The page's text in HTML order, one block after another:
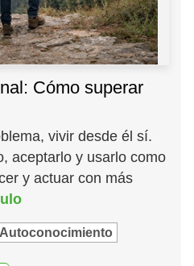
Cómo superar
vivir desde él sí.
aceptarlo y usarlo como
y actuar con más
Autoconocimiento